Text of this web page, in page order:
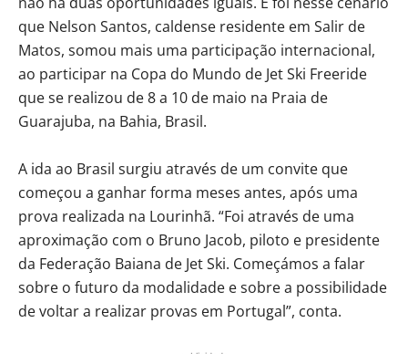
que Nelson Santos, caldense residente em Salir de
Matos, somou mais uma participação internacional,
ao participar na Copa do Mundo de Jet Ski Freeride
que se realizou de 8 a 10 de maio na Praia de
Guarajuba, na Bahia, Brasil.
A ida ao Brasil surgiu através de um convite que
começou a ganhar forma meses antes, após uma
prova realizada na Lourinhã. “Foi através de uma
aproximação com o Bruno Jacob, piloto e presidente
da Federação Baiana de Jet Ski. Começámos a falar
sobre o futuro da modalidade e sobre a possibilidade
de voltar a realizar provas em Portugal”, conta.